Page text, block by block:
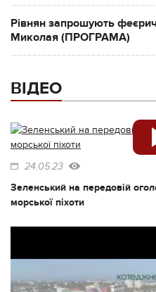
Рівнян запрошують
Миколая (ПРОГРАМА)
ВІДЕО
24.05.23
Зеленський на передовій
морської піхоти